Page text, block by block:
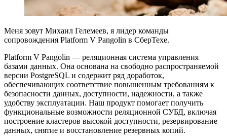
Меня зовут Михаил Гелемеев, я лидер команды
сопровождения Platform V Pangolin в СберТехе.
Platform V Pangolin — реляционная система управления
базами данных. Она основана на свободно распространяемой
версии PostgreSQL и содержит ряд доработок,
обеспечивающих соответствие повышенным требованиям к
безопасности данных, доступности, надежности, а также
удобству эксплуатации. Наш продукт помогает получить
функциональные возможности реляционной СУБД, включая
построение кластеров высокой доступности, резервирование
данных, снятие и восстановление резервных копий.